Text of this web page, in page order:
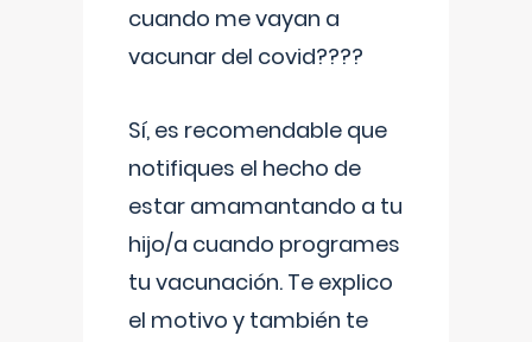
cuando me vayan a
vacunar del covid????
Sí, es recomendable que
notifiques el hecho de
estar amamantando a tu
hijo/a cuando programes
tu vacunación. Te explico
el motivo y también te